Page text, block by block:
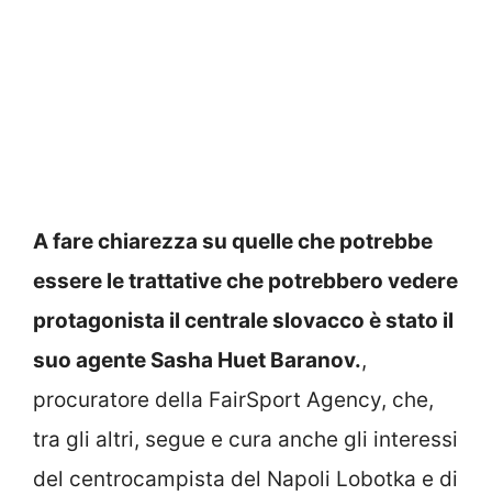
A fare chiarezza su quelle che potrebbe
essere le trattative che potrebbero vedere
protagonista il centrale slovacco è stato il
suo agente Sasha Huet Baranov.,
procuratore della FairSport Agency, che,
tra gli altri, segue e cura anche gli interessi
del centrocampista del Napoli Lobotka e di